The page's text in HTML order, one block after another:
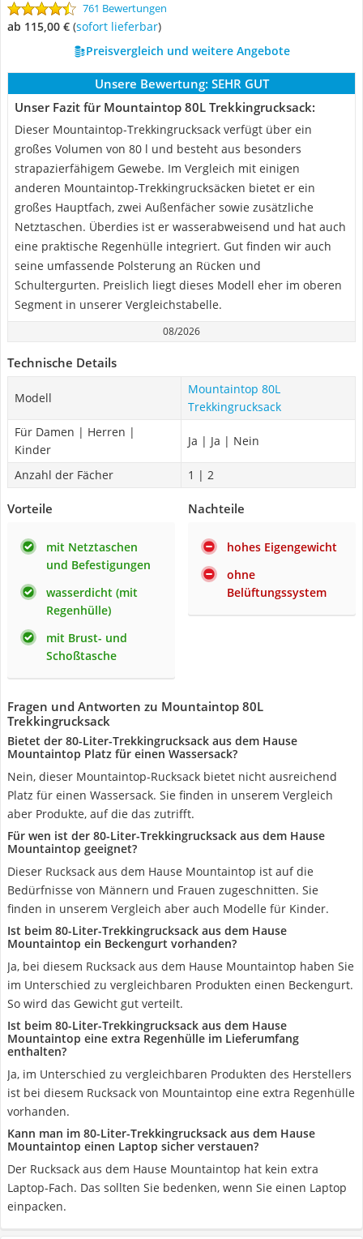
761 Bewertungen
ab 115,00 € ( Sofort lieferbar)
Preisvergleich und weitere Angebote
Unsere Bewertung: SEHR GUT
Unser Fazit für Mountaintop 80L Trekkingrucksack:
Dieser Mountaintop-Trekkingrucksack verfügt über ein
großes Volumen von 80 l und besteht aus besonders
strapazierfähigem Gewebe. Im Vergleich mit einigen
anderen Mountaintop-Trekkingrucksäcken bietet er ein
großes Hauptfach, zwei Außenfächer sowie zusätzliche
Netztaschen. Überdies ist er wasserabweisend und hat auch
eine praktische Regenhülle integriert. Gut finden wir auch
seine umfassende Polsterung an Rücken und
Schultergurten. Preislich liegt dieses Modell eher im oberen
Segment in unserer Vergleichstabelle.
08/2026
Technische Details
Modell
Mountaintop 80L
Trekkingrucksack
Für Damen | Herren |
Kinder
Ja | Ja | Nein
Anzahl der Fächer 1 | 2
Vorteile
mit Netztaschen
und Befestigungen
wasserdicht (mit
Regenhülle)
mit Brust- und
Schoßtasche
Nachteile
hohes Eigengewicht
ohne
Belüftungssystem
Fragen und Antworten zu Mountaintop 80L
Trekkingrucksack
Bietet der 80-Liter-Trekkingrucksack aus dem Hause
Mountaintop Platz für einen Wassersack?
Nein, dieser Mountaintop-Rucksack bietet nicht ausreichend
Platz für einen Wassersack. Sie finden in unserem Vergleich
aber Produkte, auf die das zutrifft.
Für wen ist der 80-Liter-Trekkingrucksack aus dem Hause
Mountaintop geeignet?
Dieser Rucksack aus dem Hause Mountaintop ist auf die
Bedürfnisse von Männern und Frauen zugeschnitten. Sie
finden in unserem Vergleich aber auch Modelle für Kinder.
Ist beim 80-Liter-Trekkingrucksack aus dem Hause
Mountaintop ein Beckengurt vorhanden?
Ja, bei diesem Rucksack aus dem Hause Mountaintop haben Sie
im Unterschied zu vergleichbaren Produkten einen Beckengurt.
So wird das Gewicht gut verteilt.
Ist beim 80-Liter-Trekkingrucksack aus dem Hause
Mountaintop eine extra Regenhülle im Lieferumfang
enthalten?
Ja, im Unterschied zu vergleichbaren Produkten des Herstellers
ist bei diesem Rucksack von Mountaintop eine extra Regenhülle
vorhanden.
Kann man im 80-Liter-Trekkingrucksack aus dem Hause
Mountaintop einen Laptop sicher verstauen?
Der Rucksack aus dem Hause Mountaintop hat kein extra
Laptop-Fach. Das sollten Sie bedenken, wenn Sie einen Laptop
einpacken.